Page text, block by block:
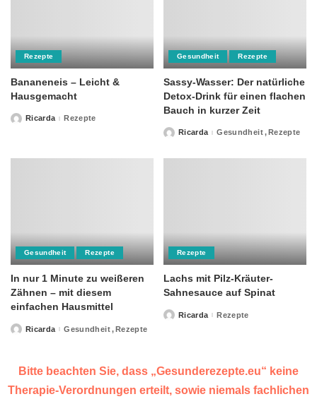
Rezepte
Bananeneis – Leicht &
Hausgemacht
PostedRicarda Rezepte
Gesundheit Rezepte
Sassy-Wasser: Der natürliche
Detox-Drink für einen flachen
Bauch in kurzer Zeit
PostedRicarda Gesundheit Rezepte
Gesundheit Rezepte
In nur 1 Minute zu weißeren
Zähnen – mit diesem
einfachen Hausmittel
PostedRicarda Gesundheit Rezepte
Rezepte
Lachs mit Pilz-Kräuter-
Sahnesauce auf Spinat
PostedRicarda Rezepte
Bitte beachten Sie, dass „Gesunderezepte.eu“ keine
Therapie-Verordnungen erteilt, sowie niemals fachlichen